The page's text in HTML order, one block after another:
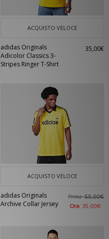
ACQUISTO VELOCE
adidas Originals
Adicolor Classics 3-
Stripes Ringer T-Shirt
35,00€
ACQUISTO VELOCE
adidas Originals
Archive Collar Jersey
Prima55,00€
Ora 35,00€